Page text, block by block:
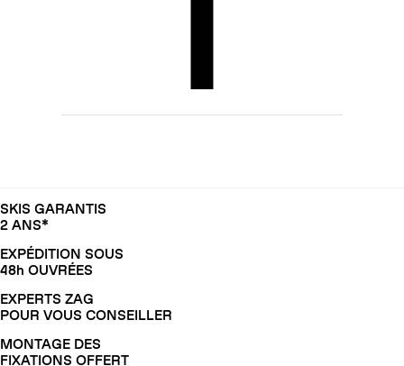
SKIS GARANTIS
2 ANS*
EXPÉDITION SOUS
48h OUVRÉES
EXPERTS ZAG
POUR VOUS CONSEILLER
MONTAGE DES
FIXATIONS OFFERT